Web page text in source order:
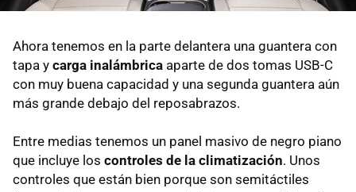
Ahora tenemos en la parte delantera una guantera con
tapa y carga inalámbrica aparte de dos tomas USB-C
con muy buena capacidad y una segunda guantera aún
más grande debajo del reposabrazos.
Entre medias tenemos un panel masivo de negro piano
que incluye los controles de la climatización. Unos
controles que están bien porque son semitáctiles